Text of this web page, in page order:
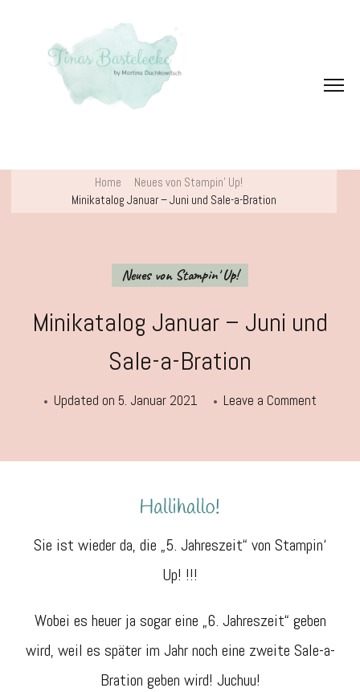
Home
Neues von Stampin' Up!
Minikatalog Januar – Juni und Sale-a-Bration
Neues von Stampin' Up!
Minikatalog Januar – Juni und
Sale-a-Bration
Updated on 5. Januar 2021 Leave a Commenton
Sale-
Sie ist wieder da, die „5. Jahreszeit“ von Stampin‘
Up! !!!
Wobei es heuer ja sogar eine „6. Jahreszeit“ geben
wird, weil es später im Jahr noch eine zweite Sale-a-
Bration geben wird! Juchuu!